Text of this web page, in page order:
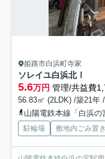
姫路市白浜町寺家
ソレイユ白浜北Ⅰ
5.6万円 管理/共益費
56.83㎡ (2LDK) /築21年
山陽電鉄本線「白浜の
駐輪場 敷地内ごみ置